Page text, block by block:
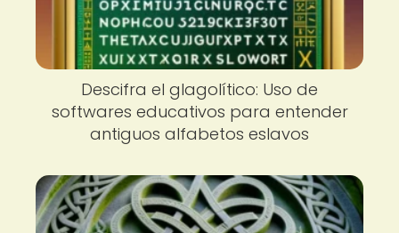
Descifra el glagolítico: Uso de
softwares educativos para entender
antiguos alfabetos eslavos